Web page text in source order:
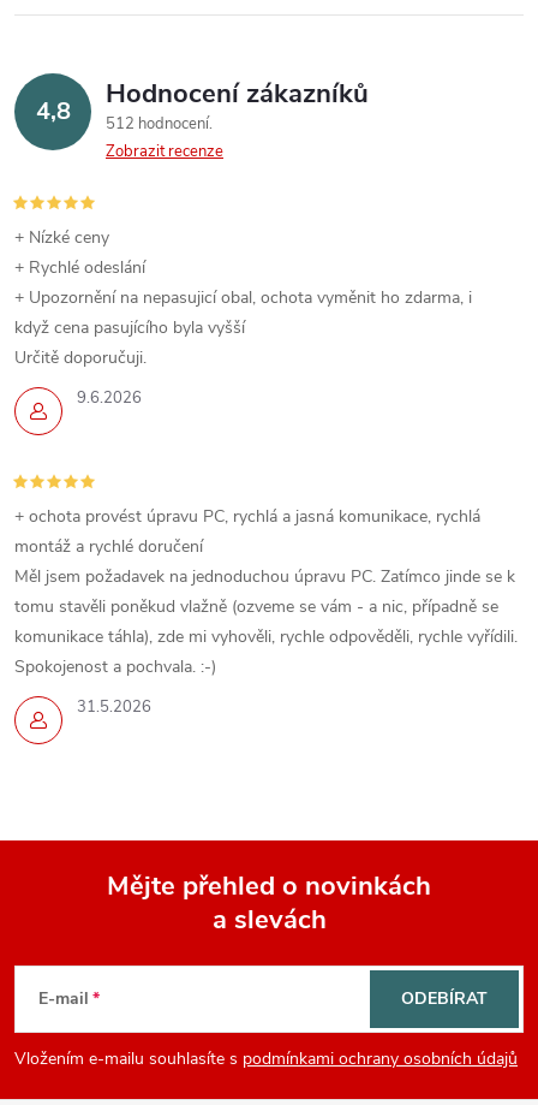
4,8 Hodnocení zákazníků
512 hodnocení
Zobrazit recenze
9.6.2026
+ Nízké ceny
+ Rychlé odeslání
+ Upozornění na nepasujicí obal, ochota vyměnit ho zdarma, i
když cena pasujícího byla vyšší
Určitě doporučuji.
31.5.2026
+ ochota provést úpravu PC, rychlá a jasná komunikace, rychlá
montáž a rychlé doručení
Měl jsem požadavek na jednoduchou úpravu PC. Zatímco jinde se k
tomu stavěli poněkud vlažně (ozveme se vám - a nic, případně se
komunikace táhla), zde mi vyhověli, rychle odpověděli, rychle vyřídili.
Spokojenost a pochvala. :-)
p
Mějte přehled o novinkách
a slevách
E-mail
Vložením e-mailu souhlasíte s podmínkami ochrany osobních údajů
ODEBÍRAT